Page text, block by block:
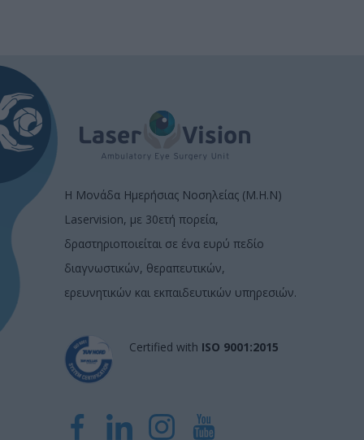
Η Μονάδα Ημερήσιας Νοσηλείας (Μ.Η.Ν)
Laservision, με 30ετή πορεία,
δραστηριοποιείται σε ένα ευρύ πεδίο
διαγνωστικών, θεραπευτικών,
ερευνητικών και εκπαιδευτικών υπηρεσιών.
Certified with ISO 9001:2015